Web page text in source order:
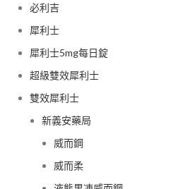
必利吉
犀利士
犀利士5mg每日錠
超級雙效犀利士
雙效犀利士
新義安藥局
威而鋼
威而柔